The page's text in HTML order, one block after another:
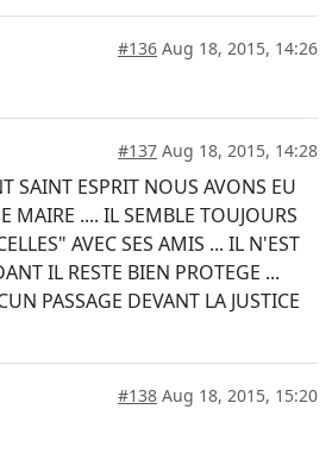
#136 Aug 18, 2015, 14:26
#137 Aug 18, 2015, 14:28
SAINT ESPRIT NOUS AVONS EU
MAIRE .... IL SEMBLE TOUJOURS
AVEC SES AMIS ... IL N'EST
IL RESTE BIEN PROTEGE ...
PASSAGE DEVANT LA JUSTICE
#138 Aug 18, 2015, 15:20